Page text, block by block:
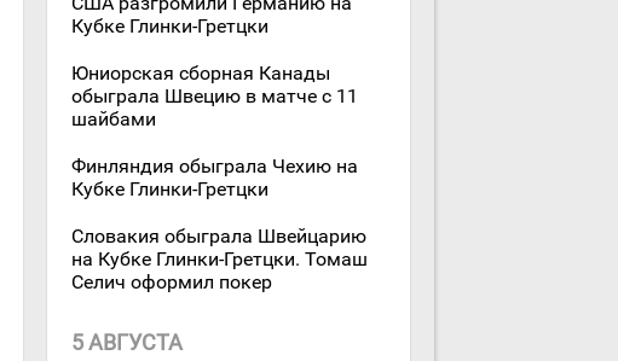
Кубке Глинки-Гретцки
Юниорская сборная Канады
обыграла Швецию в матче с 11
шайбами
Финляндия обыграла Чехию на
Кубке Глинки-Гретцки
Словакия обыграла Швейцарию
на Кубке Глинки-Гретцки. Томаш
Селич оформил покер
5 АВГУСТА